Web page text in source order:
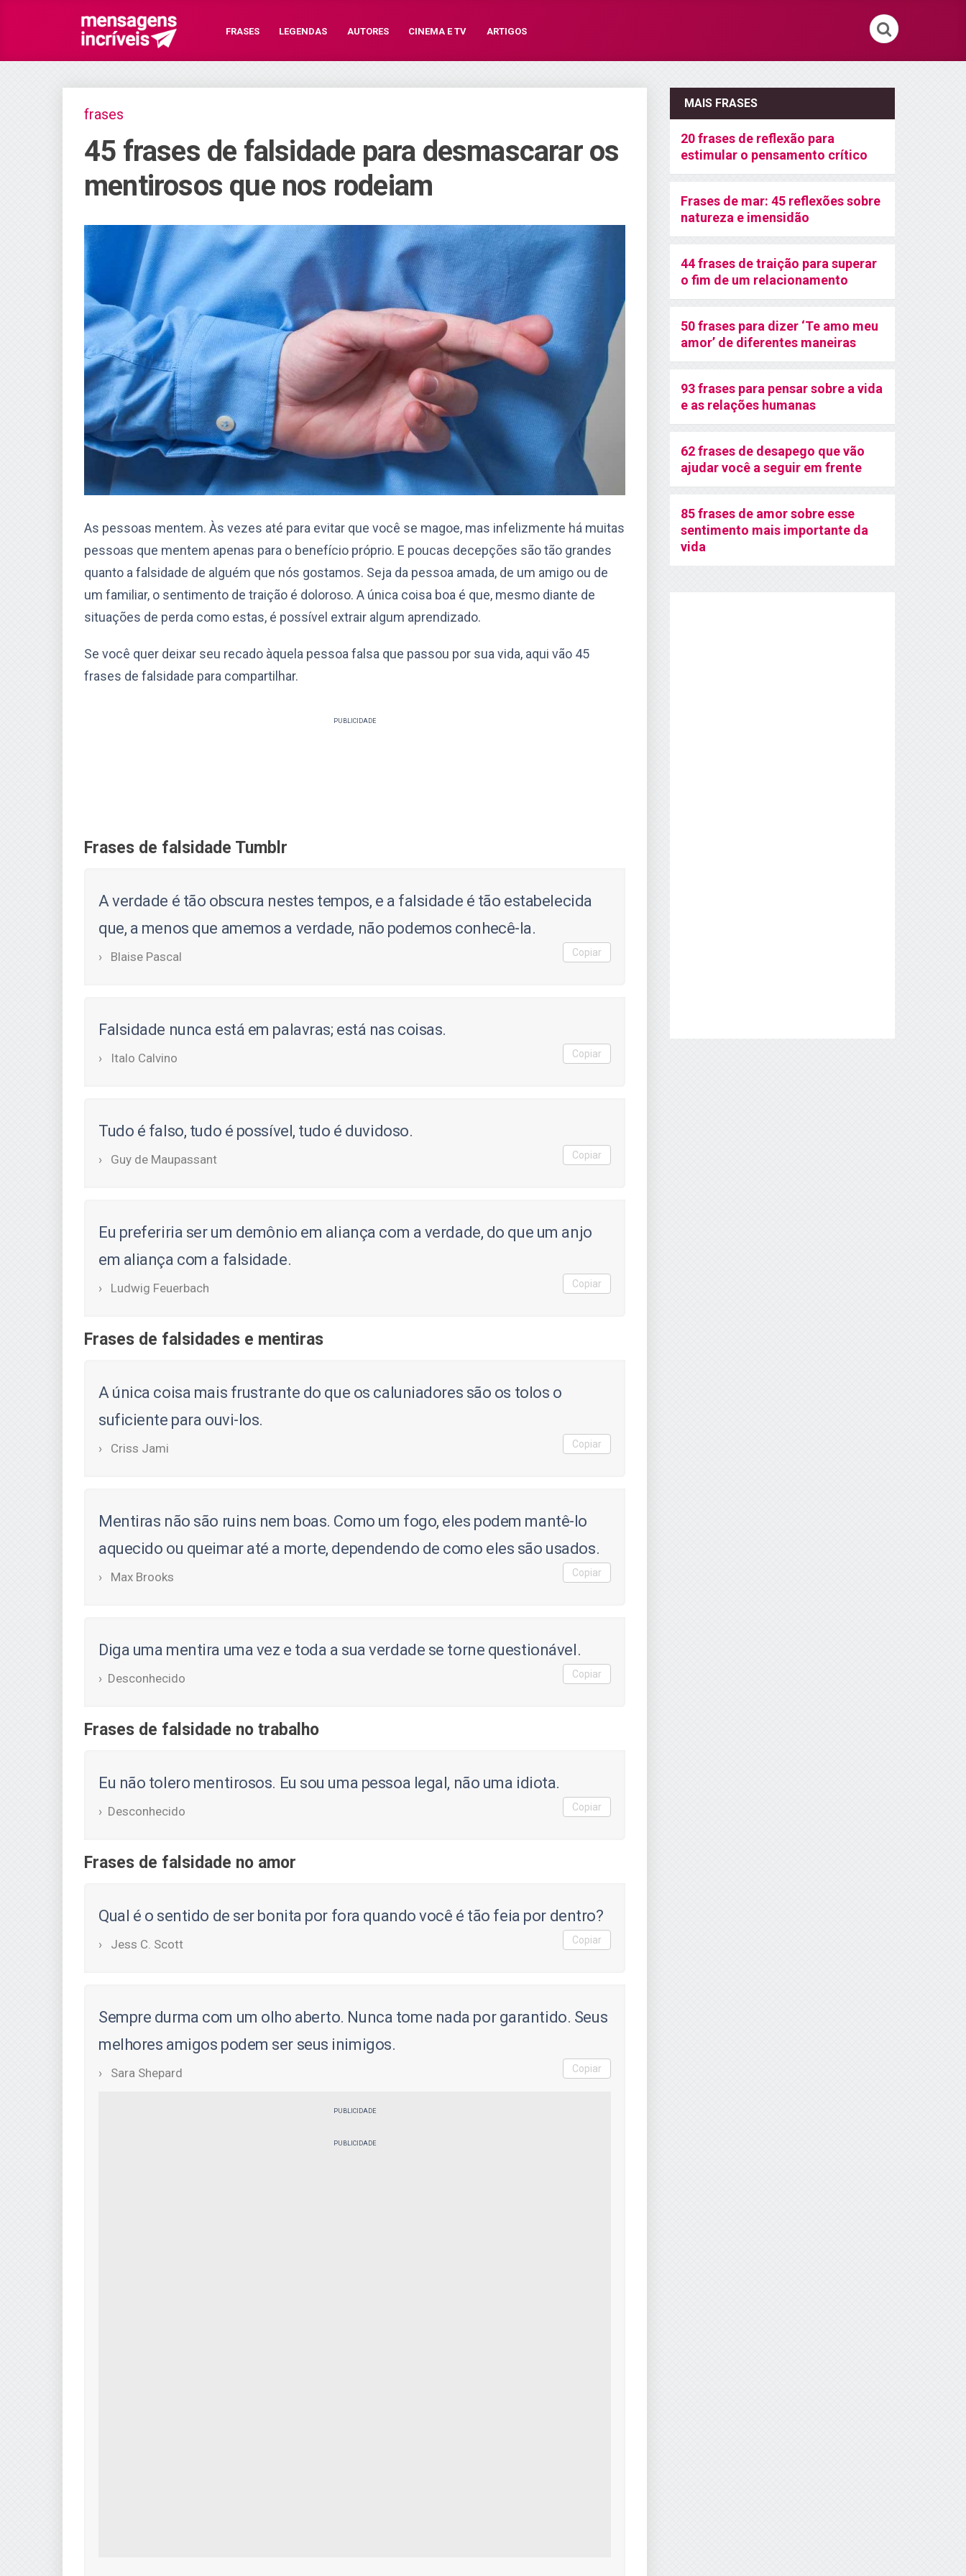
FRASES LEGENDAS AUTORES CINEMA E TV ARTIGOS
frases
45 frases de falsidade para desmascarar os
mentirosos que nos rodeiam
As pessoas mentem. Às vezes até para evitar que você se magoe, mas infelizmente há muitas
pessoas que mentem apenas para o benefício próprio. E poucas decepções são tão grandes
quanto a falsidade de alguém que nós gostamos. Seja da pessoa amada, de um amigo ou de
um familiar, o sentimento de traição é doloroso. A única coisa boa é que, mesmo diante de
situações de perda como estas, é possível extrair algum aprendizado.
Se você quer deixar seu recado àquela pessoa falsa que passou por sua vida, aqui vão 45
frases de falsidade para compartilhar.
PUBLICIDADE
Frases de falsidade Tumblr
A verdade é tão obscura nestes tempos, e a falsidade é tão estabelecida
que, a menos que amemos a verdade, não podemos conhecê-la.
Blaise Pascal Copiar
Falsidade nunca está em palavras; está nas coisas.
Italo Calvino Copiar
Tudo é falso, tudo é possível, tudo é duvidoso.
Guy de Maupassant Copiar
Eu preferiria ser um demônio em aliança com a verdade, do que um anjo
em aliança com a falsidade.
Ludwig Feuerbach Copiar
Frases de falsidades e mentiras
A única coisa mais frustrante do que os caluniadores são os tolos o
suficiente para ouvi-los.
Criss Jami Copiar
Mentiras não são ruins nem boas. Como um fogo, eles podem mantê-lo
aquecido ou queimar até a morte, dependendo de como eles são usados.
Max Brooks Copiar
Diga uma mentira uma vez e toda a sua verdade se torne questionável.
Desconhecido Copiar
Frases de falsidade no trabalho
Eu não tolero mentirosos. Eu sou uma pessoa legal, não uma idiota.
Desconhecido Copiar
Frases de falsidade no amor
Qual é o sentido de ser bonita por fora quando você é tão feia por dentro?
Jess C. Scott Copiar
Sempre durma com um olho aberto. Nunca tome nada por garantido. Seus
melhores amigos podem ser seus inimigos.
Sara Shepard Copiar
PUBLICIDADE
PUBLICIDADE
MAIS FRASES
20 frases de reflexão para
estimular o pensamento crítico
Frases de mar: 45 reflexões sobre
natureza e imensidão
44 frases de traição para superar
o fim de um relacionamento
50 frases para dizer ‘Te amo meu
amor’ de diferentes maneiras
93 frases para pensar sobre a vida
e as relações humanas
62 frases de desapego que vão
ajudar você a seguir em frente
85 frases de amor sobre esse
sentimento mais importante da
vida